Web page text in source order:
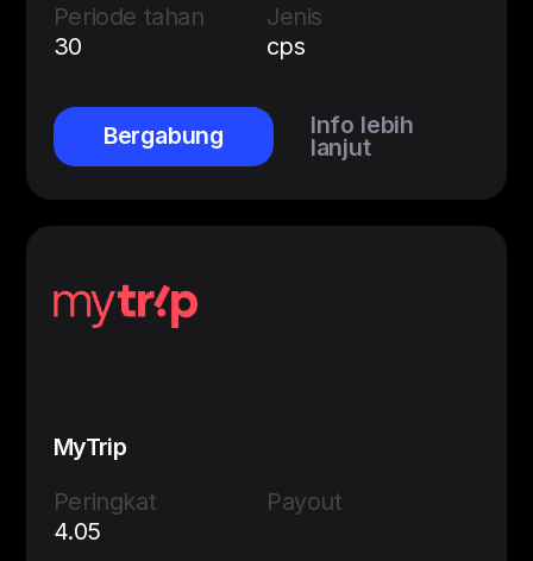
Periode tahan
30
Jenis
cps
Bergabung Info lebih
lanjut
MyTrip
Peringkat
4.05
Payout